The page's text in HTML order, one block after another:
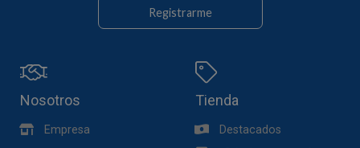
Registrarme
Nosotros
Empresa
Tienda
Destacados